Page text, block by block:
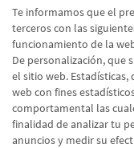
Te informamos que el
terceros con las
funcionamiento de la
De personalización, que
el sitio web.
web con fines
comportamental las
finalidad de analizar tu
anuncios y medir su
He leído y
Usuarios Web